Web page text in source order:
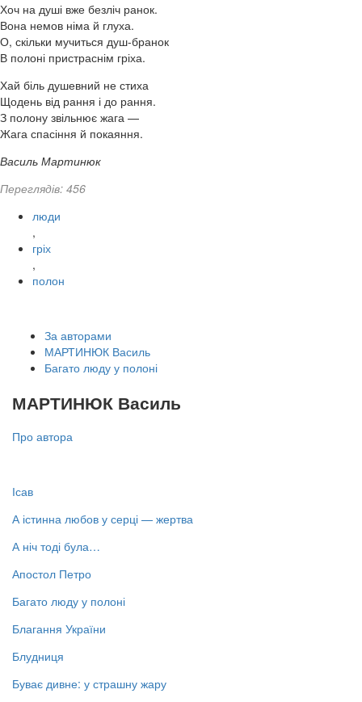
Хоч на душі вже безліч ранок.
Вона немов німа й глуха.
О, скільки мучиться душ-бранок
В полоні пристраснім гріха.
Хай біль душевний не стиха
Щодень від рання і до рання.
З полону звільнює жага —
Жага спасіння й покаяння.
Василь Мартинюк
Переглядів: 456
люди
,
гріх
,
полон
За авторами
МАРТИНЮК Василь
Багато люду у полоні
МАРТИНЮК Василь
Про автора
Ісав
А істинна любов у серці — жертва
А ніч тоді була…
Апостол Петро
Багато люду у полоні
Благання України
Блудниця
Буває дивне: у страшну жару